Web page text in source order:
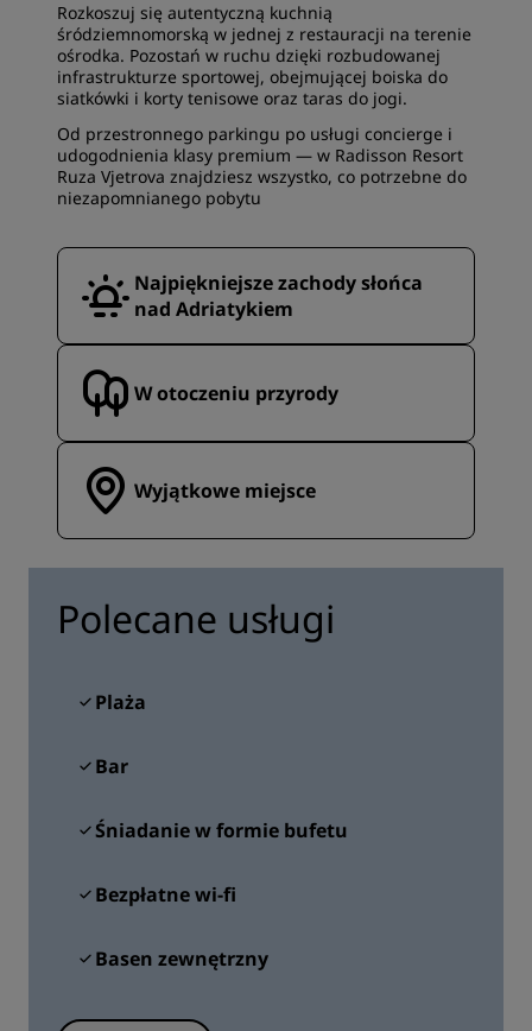
Rozkoszuj się autentyczną kuchnią
śródziemnomorską w jednej z restauracji na terenie
ośrodka. Pozostań w ruchu dzięki rozbudowanej
infrastrukturze sportowej, obejmującej boiska do
siatkówki i korty tenisowe oraz taras do jogi.
Od przestronnego parkingu po usługi concierge i
udogodnienia klasy premium — w Radisson Resort
Ruza Vjetrova znajdziesz wszystko, co potrzebne do
niezapomnianego pobytu
Najpiękniejsze zachody słońca
nad Adriatykiem
W otoczeniu przyrody
Wyjątkowe miejsce
Polecane usługi
Plaża
Bar
Śniadanie w formie bufetu
Bezpłatne wi-fi
Basen zewnętrzny